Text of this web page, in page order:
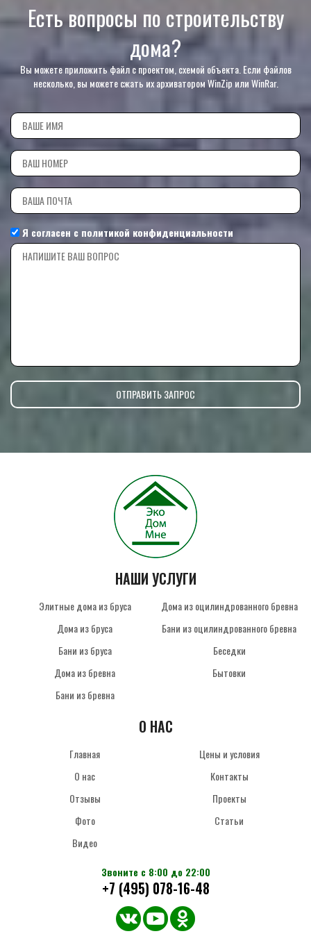
Есть вопросы по строительству
дома?
Вы можете приложить файл с проектом, схемой объекта. Если файлов
несколько, вы можете сжать их архиватором WinZip или WinRar.
Я согласен с политикой конфиденциальности
НАШИ УСЛУГИ
Элитные дома из бруса
Дома из бруса
Бани из бруса
Дома из бревна
Бани из бревна
Дома из оцилиндрованного бревна
Бани из оцилиндрованного бревна
Беседки
Бытовки
О НАС
Главная
О нас
Отзывы
Фото
Видео
Цены и условия
Контакты
Проекты
Статьи
Звоните с 8:00 до 22:00
+7 (495) 078-16-48